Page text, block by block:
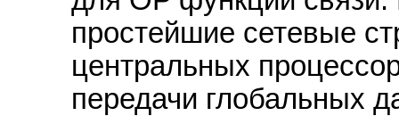
простейшие сетевые
центральных
передачи глобальных